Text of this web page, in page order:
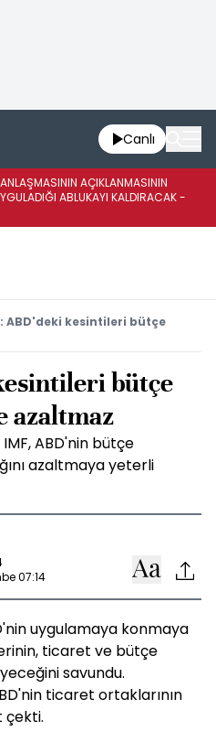
Canlı
AÇIKLANMASININ
ABLUKAYI KALDIRACAK -
ABD'deki kesintileri bütçe
bütçe
azaltmaz
ABD'nin bütçe
azaltmaya yeterli
07:14
uygulamaya konmaya
ticaret ve bütçe
savundu.
ticaret ortaklarının
çekti.